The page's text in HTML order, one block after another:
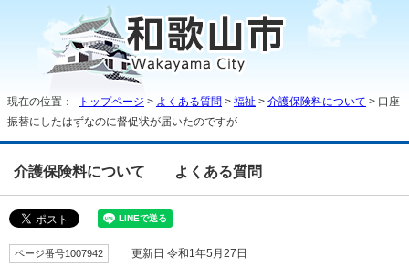
現在の位置： トップページ > よくある質問 > 福祉 > 介護保険料について > 口座
振替にしたはずなのに督促状が届いたのですが
介護保険料について よくある質問
ページ番号1007942 更新日 令和1年5月27日